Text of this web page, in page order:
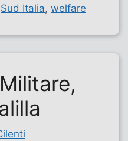
Sud Italia, welfare